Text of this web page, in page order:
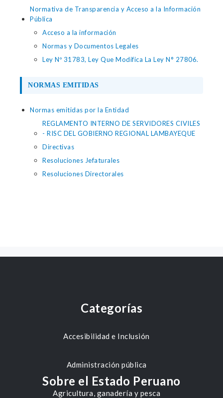
Normativa de Transparencia y Acceso a la Información
Pública
Acceso a la información
Normas y Documentos Legales
Ley Nº 31783, Ley Que Modifica La Ley N° 27806.
NORMAS EMITIDAS
Normas emitidas por la Entidad
REGLAMENTO INTERNO DE SERVIDORES CIVILES
- RISC DEL GOBIERNO REGIONAL LAMBAYEQUE
Directivas
Resoluciones Jefaturales
Resoluciones Directorales
Categorías
Accesibilidad e Inclusión
Administración pública
Agricultura, ganadería y pesca
Sobre el Estado Peruano